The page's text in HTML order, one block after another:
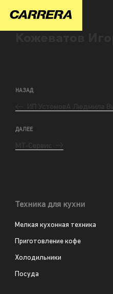
НАЗАД
ДАЛЕЕ
Техника для кухни
Мелкая кухонная техника
Приготовление кофе
Холодильники
Посуда